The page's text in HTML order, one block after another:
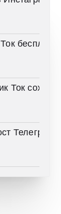
Ток
Телеграм